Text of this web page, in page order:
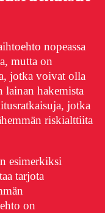
nopeassa
mutta on
jotka voivat olla
lainan hakemista
jotka
riskialttiita
esimerkiksi
tarjota
on